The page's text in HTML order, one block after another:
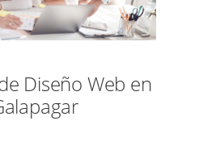
Diseño Web en